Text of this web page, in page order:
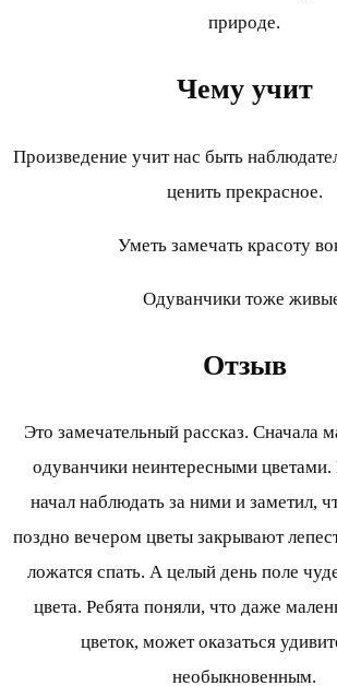
природе.
Чему учит
Произведение учит нас быть
ценить прекрасное.
Уметь замечать красоту
Одуванчики тоже
Отзыв
Это замечательный рассказ. Сначала
одуванчики неинтересными цветами.
начал наблюдать за ними и заметил,
поздно вечером цветы закрывают
ложатся спать. А целый день поле
цвета. Ребята поняли, что даже
цветок, может оказаться
необыкновенным.